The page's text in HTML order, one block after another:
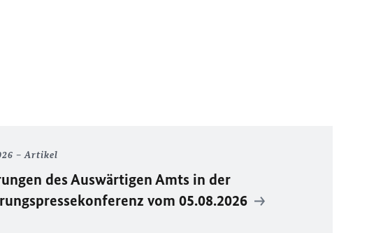
Artikel
des Auswärtigen Amts in der
vom 05.08.2026